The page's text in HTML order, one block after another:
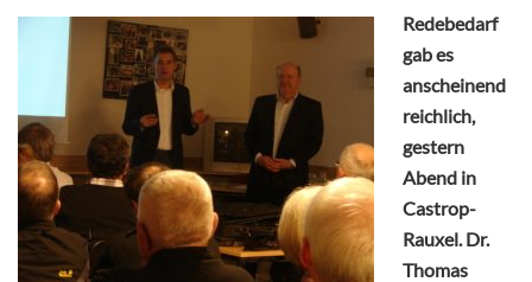
Redebedarf
gab es
anscheinend
reichlich,
gestern
Abend in
Castrop-
Rauxel. Dr.
Thomas